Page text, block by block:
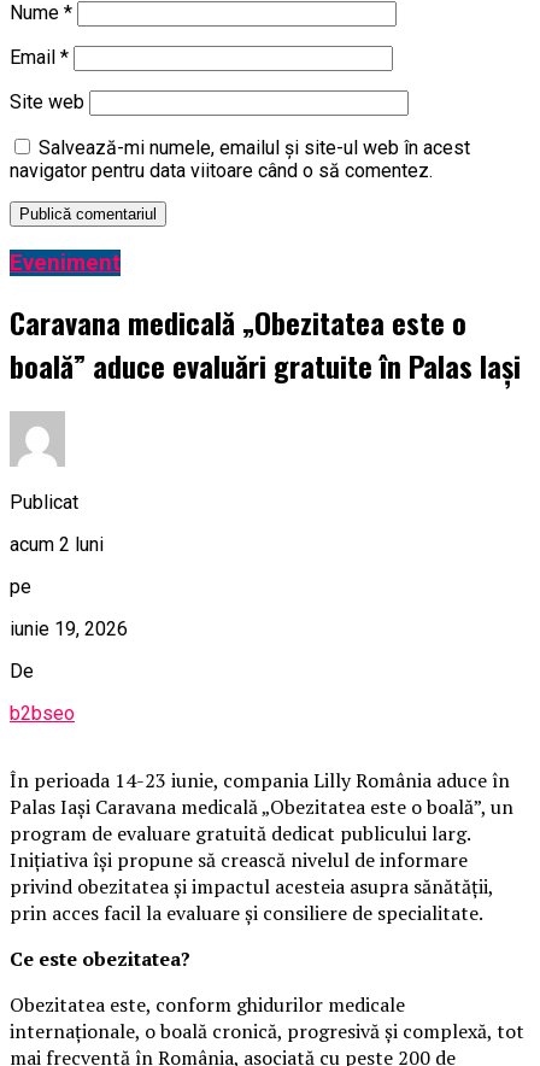
Nume *
Email *
Site web
Salvează-mi numele, emailul și site-ul web în acest
navigator pentru data viitoare când o să comentez.
Eveniment
Caravana medicală „Obezitatea este o
boală” aduce evaluări gratuite în Palas Iași
Publicat
acum 2 luni
pe
iunie 19, 2026
De
b2bseo
În perioada 14-23 iunie, compania Lilly România aduce în
Palas Iași Caravana medicală „Obezitatea este o boală”, un
program de evaluare gratuită dedicat publicului larg.
Inițiativa își propune să crească nivelul de informare
privind obezitatea și impactul acesteia asupra sănătății,
prin acces facil la evaluare și consiliere de specialitate.
Ce este obezitatea?
Obezitatea este, conform ghidurilor medicale
internaționale, o boală cronică, progresivă și complexă, tot
mai frecventă în România, asociată cu peste 200 de